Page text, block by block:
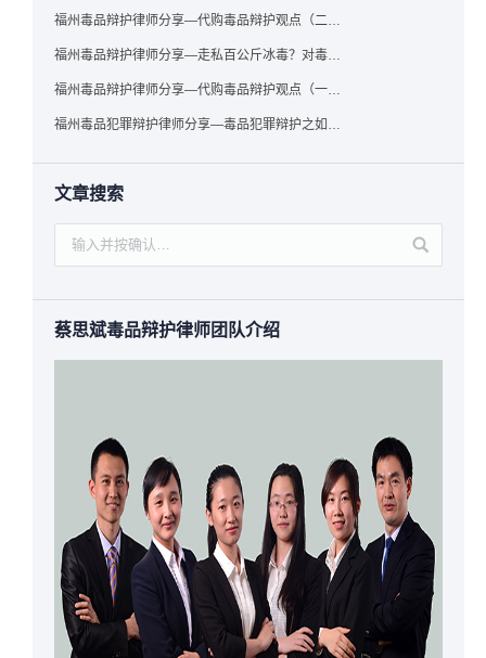
福州毒品辩护律师分享—代购毒品辩护观点（二）——“牟利”之辩
福州毒品辩护律师分享—走私百公斤冰毒？对毒品缺失型走私毒品罪案件，该如何有效辩护
福州毒品辩护律师分享—代购毒品辩护观点（一）——“真假”之辩
福州毒品犯罪辩护律师分享—毒品犯罪辩护之如何提炼言辞证据
文章搜索
蔡思斌毒品辩护律师团队介绍